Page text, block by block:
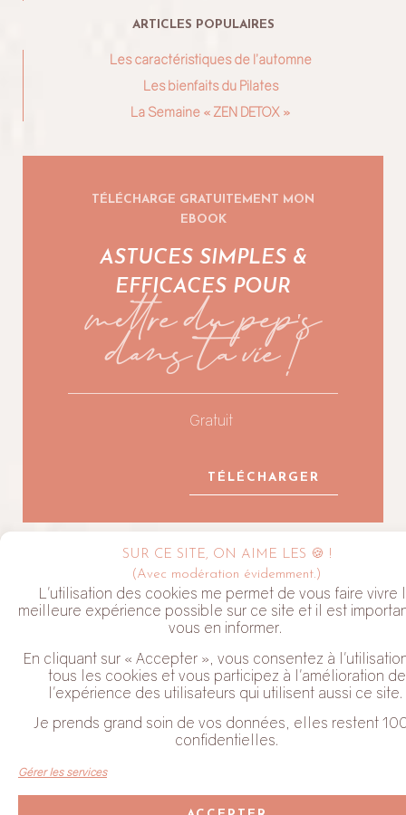
SUR CE SITE, ON AIME LES 🍪 !
(Avec modération évidemment.)
L'utilisation des cookies me permet de vous faire vivre
meilleure expérience possible sur ce site et il est
vous en informer.
En cliquant sur « Accepter », vous consentez à
tous les cookies et vous participez à l'amélioration de
l'expérience des utilisateurs qui utilisent aussi ce site.
Je prends grand soin de vos données, elles restent
confidentielles.
Gérer les services
ARTICLES POPULAIRES
Les caractéristiques de l’automne
Les bienfaits du Pilates
La Semaine « ZEN DETOX »
TÉLÉCHARGE GRATUITEMENT MON
EBOOK
ASTUCES SIMPLES &
EFFICACES POUR
mettre du pep's
dans ta vie !
Gratuit
TÉLÉCHARGER
LA NEWSLETTER ALYVE
J'habite dans le Perche
Coche cette case pour valider que tu acceptes de recevoir mes
Newsletter. Tu peux te désabonner à tout moment en cliquant
JE M'ABONNE